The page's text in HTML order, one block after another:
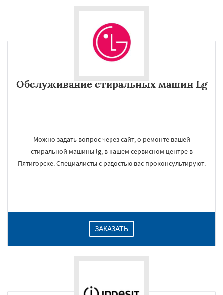
Обслуживание стиральных машин Lg
Можно задать вопрос через сайт, о ремонте вашей
стиральной машины lg, в нашем сервисном центре в
Пятигорске. Специалисты с радостью вас проконсультируют.
ЗАКАЗАТЬ